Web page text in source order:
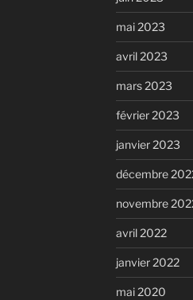
mai 2023
avril 2023
mars 2023
février 2023
janvier 2023
décembre
novembre
avril 2022
janvier 2022
mai 2020